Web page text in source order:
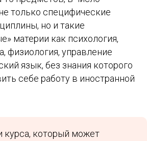
только специфические
но и такие
материи как психология,
физиология, управление
язык, без знания которого
себе работу в иностранной
курса, который может